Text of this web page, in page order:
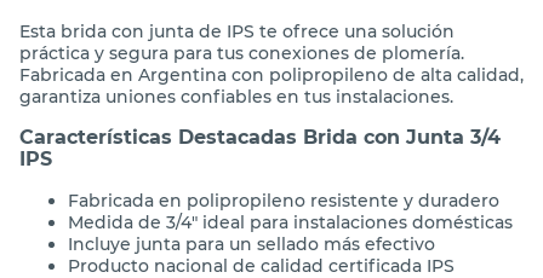
Esta brida con junta de IPS te ofrece una solución
práctica y segura para tus conexiones de plomería.
Fabricada en Argentina con polipropileno de alta calidad,
garantiza uniones confiables en tus instalaciones.
Características Destacadas Brida con Junta 3/4
IPS
Fabricada en polipropileno resistente y duradero
Medida de 3/4" ideal para instalaciones domésticas
Incluye junta para un sellado más efectivo
Producto nacional de calidad certificada IPS